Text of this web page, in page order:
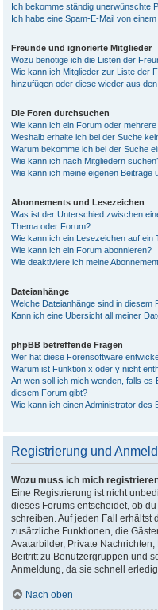
Ich bekomme ständig unerwünschte
Ich habe eine Spam-E-Mail von
Freunde und ignorierte Mitglieder
Wozu benötige ich die Listen der
Wie kann ich Mitglieder zur Liste der
hinzufügen oder diese wieder aus
Die Foren durchsuchen
Wie kann ich ein Forum oder
Weshalb erhalte ich bei der Suche
Warum bekomme ich bei der Suche
Wie kann ich nach Mitgliedern
Wie kann ich meine eigenen Beiträge
Abonnements und Lesezeichen
Was ist der Unterschied zwischen
Thema oder Forum?
Wie kann ich ein Lesezeichen auf
Wie kann ich ein Forum abonnieren?
Wie deaktiviere ich meine
Dateianhänge
Welche Dateianhänge sind in diesem
Kann ich eine Übersicht all meiner
phpBB betreffende Fragen
Wer hat diese Forensoftware
Warum ist Funktion x oder y nicht
An wen soll ich mich wenden, falls
diesem Forum gibt?
Wie kann ich einen Administrator des
Registrierung und
Wozu muss ich mich
Eine Registrierung ist nicht
dieses Forums entscheidet, ob
schreiben. Auf jeden Fall erhältst
zusätzliche Funktionen, die
Avatarbilder, Private
Beitritt zu Benutzergruppen und
Anmeldung, da sie schnell
Nach oben